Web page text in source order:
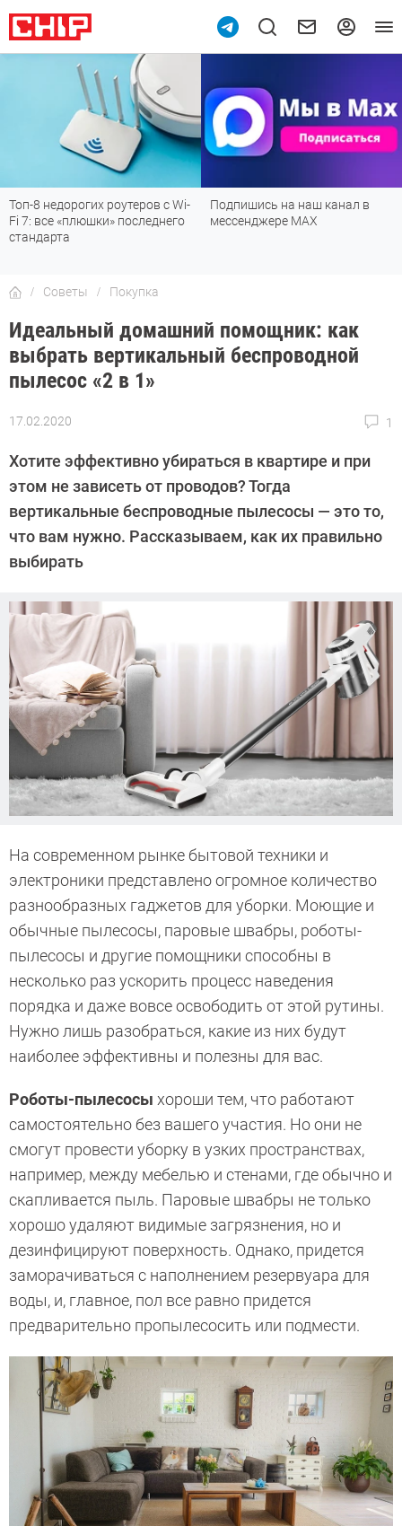
Подпишись на наш канал в
мессенджере МАХ
Рейтинг телевизоров 2026:
лучшие модели для гостиной,
Советы Покупка
Идеальный домашний помощник: как
выбрать вертикальный беспроводной
пылесос «2 в 1»
17.02.2020 1
Автор:
Воробьев
Хотите эффективно убираться в квартире и при
этом не зависеть от проводов? Тогда
вертикальные беспроводные пылесосы — это то,
что вам нужно. Рассказываем, как их правильно
выбирать
На современном рынке бытовой техники и
электроники представлено огромное количество
разнообразных гаджетов для уборки. Моющие и
обычные пылесосы, паровые швабры, роботы-
пылесосы и другие помощники способны в
несколько раз ускорить процесс наведения
порядка и даже вовсе освободить от этой рутины.
Нужно лишь разобраться, какие из них будут
наиболее эффективны и полезны для вас.
Роботы-пылесосы хороши тем, что работают
самостоятельно без вашего участия. Но они не
смогут провести уборку в узких пространствах,
например, между мебелью и стенами, где обычно и
скапливается пыль. Паровые швабры не только
хорошо удаляют видимые загрязнения, но и
дезинфицируют поверхность. Однако, придется
заморачиваться с наполнением резервуара для
воды, и, главное, пол все равно придется
предварительно пропылесосить или подмести.